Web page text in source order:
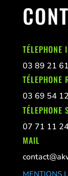
TÉLEPHONE
03 89 21
TÉLEPHONE
03 69 54
TÉLEPHONE
07 71 11
MAIL